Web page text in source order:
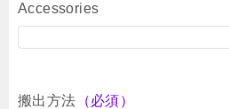
Accessories
搬出方法 （必須）